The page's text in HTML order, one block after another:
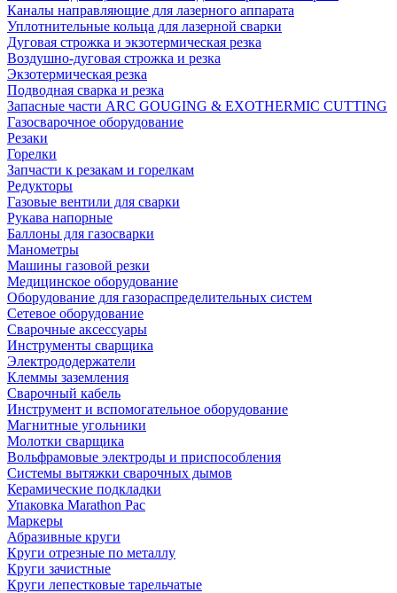
Каналы направляющие для лазерного аппарата
Уплотнительные кольца для лазерной сварки
Дуговая строжка и экзотермическая резка
Воздушно-дуговая строжка и резка
Экзотермическая резка
Подводная сварка и резка
Запасные части ARC GOUGING & EXOTHERMIC CUTTING
Газосварочное оборудование
Резаки
Горелки
Запчасти к резакам и горелкам
Редукторы
Газовые вентили для сварки
Рукава напорные
Баллоны для газосварки
Манометры
Машины газовой резки
Медицинское оборудование
Оборудование для газораспределительных систем
Сетевое оборудование
Сварочные аксессуары
Инструменты сварщика
Электрододержатели
Клеммы заземления
Сварочный кабель
Инструмент и вспомогательное оборудование
Магнитные угольники
Молотки сварщика
Вольфрамовые электроды и приспособления
Системы вытяжки сварочных дымов
Керамические подкладки
Упаковка Marathon Pac
Маркеры
Абразивные круги
Круги отрезные по металлу
Круги зачистные
Круги лепестковые тарельчатые